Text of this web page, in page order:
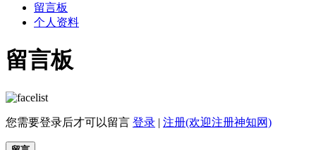
留言板
个人资料
留言板
您需要登录后才可以留言 登录 | 注册(欢迎注册神知网)